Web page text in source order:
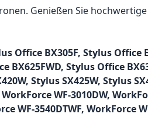
Genießen Sie
BX305F, Stylus Office
BX625FWD, Stylus Office
Stylus SX425W, Stylus
WF-3010DW,
WF-3540DTWF, WorkForce